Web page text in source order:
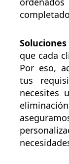
que cada
Por eso,
tus
necesites